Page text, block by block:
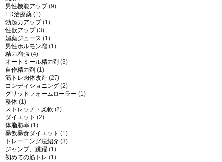
男性機能アップ(9)
ED治療薬 (1)
勃起力アップ(1)
性欲アップ(3)
媚薬ジュース (1)
男性ホルモン増 (1)
精力増強 (4)
オートミール精力剤 (3)
自作精力剤 (1)
筋トレ肉体改造 (27)
コンディショニング (2)
グリッドフォームローラー (1)
整体 (1)
ストレッチ・柔軟 (2)
ダイエット (2)
体脂肪率 (1)
暴飲暴食ダイエット (1)
トレーニング法紹介 (3)
ジャンプ、跳躍 (1)
初めての筋トレ (1)